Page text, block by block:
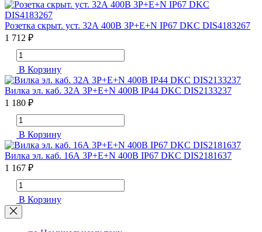
Розетка скрыт. уст. 32А 400В 3P+E+N IP67 DKC DIS4183267
1 712 ₽
В Корзину
Вилка эл. каб. 32А 3P+E+N 400В IP44 DKC DIS2133237
1 180 ₽
В Корзину
Вилка эл. каб. 16А 3P+E+N 400В IP67 DKC DIS2181637
1 167 ₽
В Корзину